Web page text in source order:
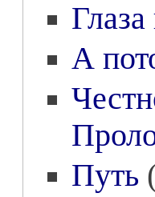
А
Путь